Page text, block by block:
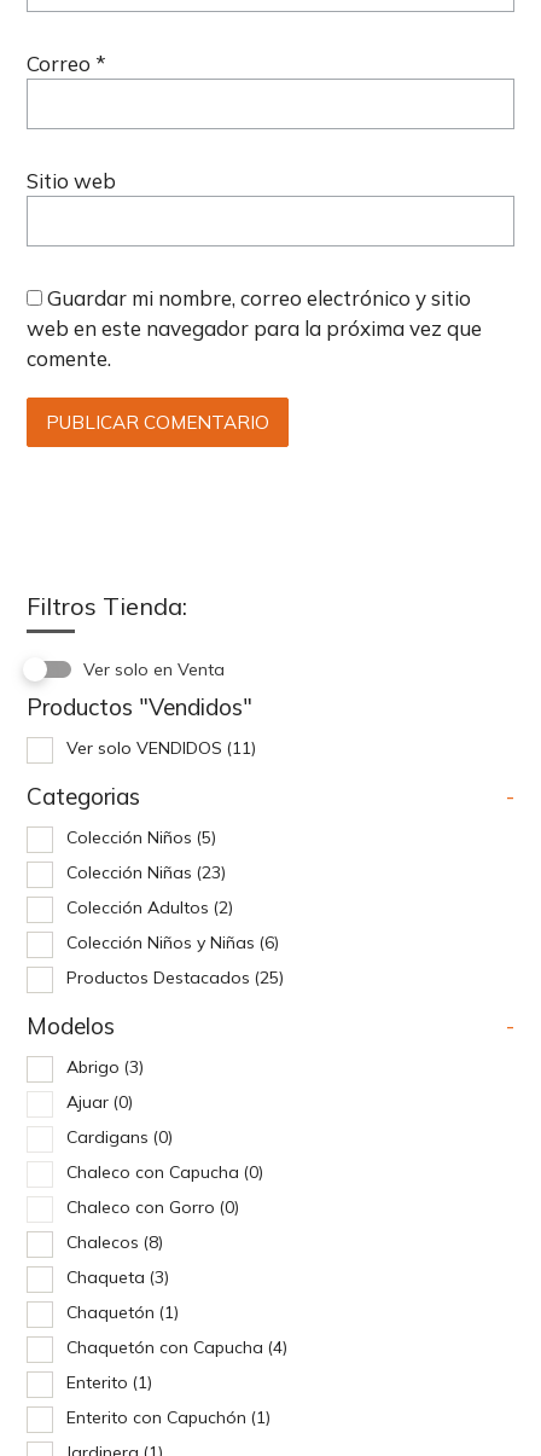
Filtros Tienda:
Ver solo en Venta
Productos "Vendidos"
Ver solo VENDIDOS (11)
Categorias -
Colección Niños (5)
Colección Niñas (23)
Colección Adultos (2)
Colección Niños y Niñas (6)
Productos Destacados (25)
Modelos -
Abrigo (3)
Ajuar (0)
Cardigans (0)
Chaleco con Capucha (0)
Chaleco con Gorro (0)
Chalecos (8)
Chaqueta (3)
Chaquetón (1)
Chaquetón con Capucha (4)
Enterito (1)
Enterito con Capuchón (1)
Correo *
Sitio web
Guardar mi nombre, correo electrónico y sitio
web en este navegador para la próxima vez que
comente.